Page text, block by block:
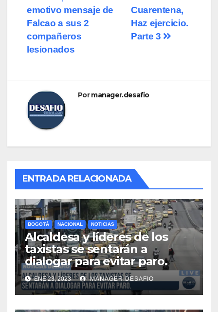
de
entradas
Cuarentena,
Haz ejercicio.
Parte 3
emotivo mensaje de
Falcao a sus 2
compañeros
lesionados
Pormanager.desafio
ENTRADA RELACIONADA
BOGOTÁ NACIONAL NOTICIAS
Alcaldesa y líderes de los
taxistas se sentarán a
dialogar para evitar paro.
ENE 23, 2023 MANAGER.DESAFIO